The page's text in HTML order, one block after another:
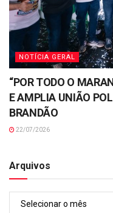
NOTÍCIA GERAL
“POR TODO O
E AMPLIA UNIÃO
BRANDÃO
22/07/2026
Arquivos
Arquivos